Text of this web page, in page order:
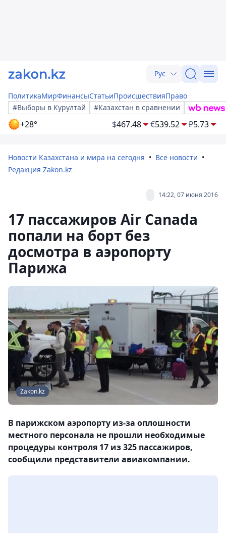
Рус
ПолитикаМирФинансыСтатьиПроисшествияПраво
#Выборы в Курултай
#Казахстан в сравнении
+28° $467.48 €539.52 ₽5.73
Новости Казахстана и мира на сегодня
Все новости
Редакция Zakon.kz
14:22, 07 июня 2016
17 пассажиров Air Canada
попали на борт без
досмотра в аэропорту
Парижа
Zakon.kz
В парижском аэропорту из-за оплошности
местного персонала не прошли необходимые
процедуры контроля 17 из 325 пассажиров,
сообщили представители авиакомпании.